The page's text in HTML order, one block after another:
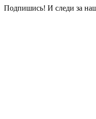
Подпишись! И следи за